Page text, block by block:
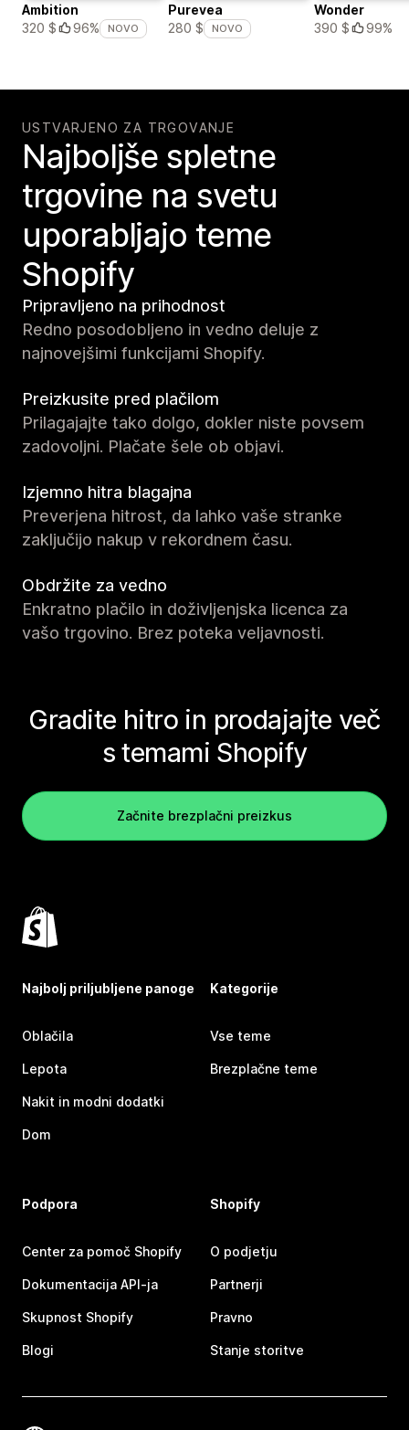
Ambition
320 $
96% NOVO
Purevea
280 $
NOVO
Wonder
390 $
99%
USTVARJENO ZA TRGOVANJE
Najboljše spletne
trgovine na svetu
uporabljajo teme
Shopify
Pripravljeno na prihodnost
Redno posodobljeno in vedno deluje z
najnovejšimi funkcijami Shopify.
Preizkusite pred plačilom
Prilagajajte tako dolgo, dokler niste povsem
zadovoljni. Plačate šele ob objavi.
Izjemno hitra blagajna
Preverjena hitrost, da lahko vaše stranke
zaključijo nakup v rekordnem času.
Obdržite za vedno
Enkratno plačilo in doživljenjska licenca za
vašo trgovino. Brez poteka veljavnosti.
Gradite hitro in prodajajte več
s temami Shopify
Začnite brezplačni preizkus
Najbolj priljubljene panoge
Oblačila
Lepota
Nakit in modni dodatki
Dom
Kategorije
Vse teme
Brezplačne teme
Podpora
Center za pomoč Shopify
Dokumentacija API-ja
Skupnost Shopify
Blogi
Shopify
O podjetju
Partnerji
Pravno
Stanje storitve